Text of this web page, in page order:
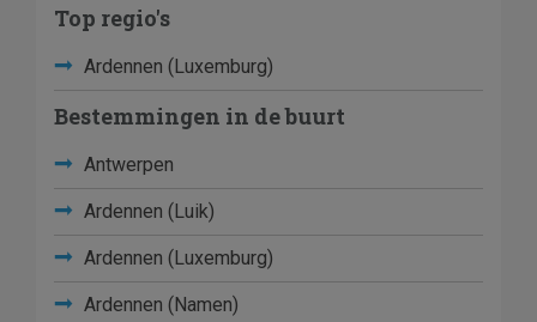
Top regio's
Ardennen (Luxemburg)
Bestemmingen in de buurt
Antwerpen
Ardennen (Luik)
Ardennen (Luxemburg)
Ardennen (Namen)